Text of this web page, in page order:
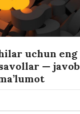
uchun eng
—